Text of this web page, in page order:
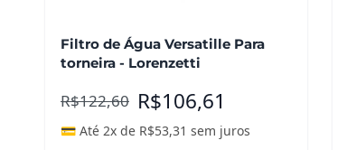
Filtro de Água Versatille Para
torneira - Lorenzetti
R$122,60 R$106,61
💳 Até 2x de R$53,31 sem juros